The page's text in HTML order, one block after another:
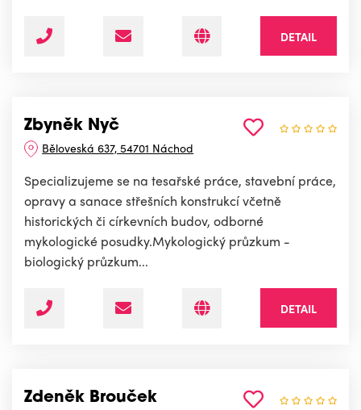
DETAIL
Zbyněk Nyč
Běloveská 637, 54701 Náchod
Specializujeme se na tesařské práce, stavební práce,
opravy a sanace střešních konstrukcí včetně
historických či církevních budov, odborné
mykologické posudky.Mykologický průzkum -
biologický průzkum...
DETAIL
Zdeněk Brouček